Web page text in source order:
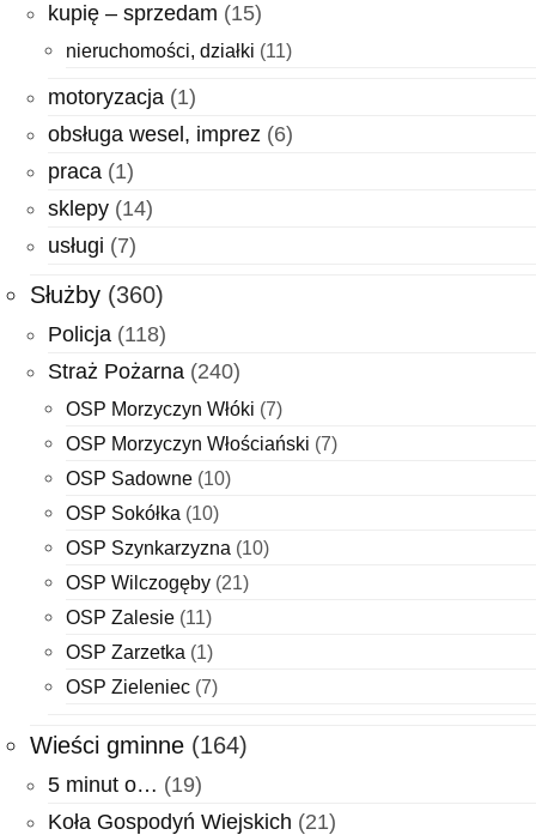
kupię – sprzedam (15)
nieruchomości, działki (11)
motoryzacja (1)
obsługa wesel, imprez (6)
praca (1)
sklepy (14)
usługi (7)
Służby (360)
Policja (118)
Straż Pożarna (240)
OSP Morzyczyn Włóki (7)
OSP Morzyczyn Włościański (7)
OSP Sadowne (10)
OSP Sokółka (10)
OSP Szynkarzyzna (10)
OSP Wilczogęby (21)
OSP Zalesie (11)
OSP Zarzetka (1)
OSP Zieleniec (7)
Wieści gminne (164)
5 minut o… (19)
Koła Gospodyń Wiejskich (21)